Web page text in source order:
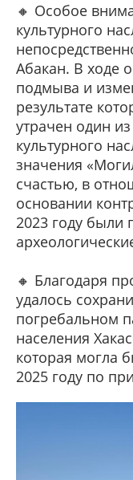
🔸 Особое
культурного
Абакан. В ходе
подмыва и
результате
утрачен один
культурного
значения
счастью, в
основании
2023 году были
🔸 Благодаря
удалось
погребальном
населения
которая могла
2025 году по